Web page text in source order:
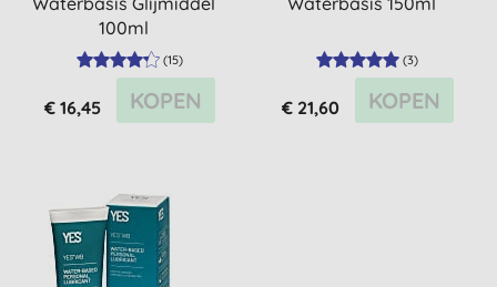
100ml
(15)
€ 16,45 KOPEN
(3)
€ 21,60 KOPEN